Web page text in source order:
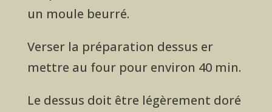
un moule beurré.
Verser la préparation dessus er
mettre au four pour environ 40 min.
Le dessus doit être légèrement doré